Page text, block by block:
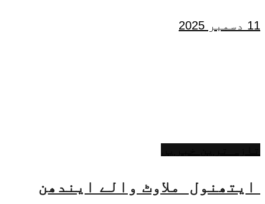
11 دسمبر 2025
ایتھنول ملاوٹ والے ایندھن